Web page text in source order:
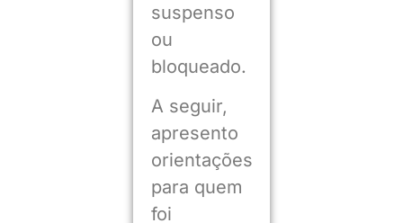
suspenso
ou
bloqueado.
A seguir,
apresento
orientações
para quem
foi